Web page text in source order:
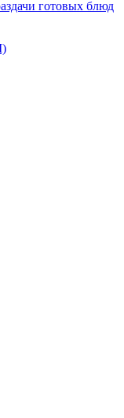
готовых блюд